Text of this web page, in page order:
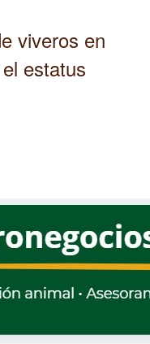
viveros en
estatus